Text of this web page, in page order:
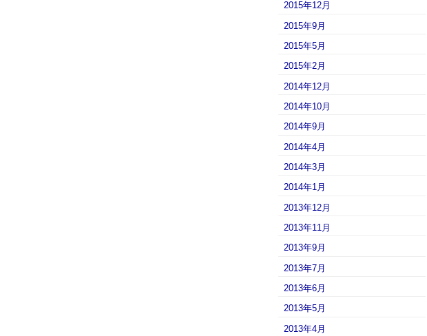
2015年12月
2015年9月
2015年5月
2015年2月
2014年12月
2014年10月
2014年9月
2014年4月
2014年3月
2014年1月
2013年12月
2013年11月
2013年9月
2013年7月
2013年6月
2013年5月
2013年4月